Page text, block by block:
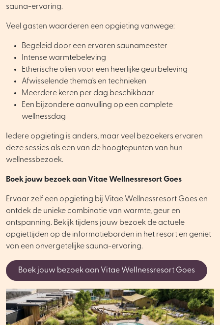
sauna-ervaring.
Veel gasten waarderen een opgieting vanwege:
Begeleid door een ervaren saunameester
Intense warmtebeleving
Etherische oliën voor een heerlijke geurbeleving
Afwisselende thema's en technieken
Meerdere keren per dag beschikbaar
Een bijzondere aanvulling op een complete
wellnessdag
Iedere opgieting is anders, maar veel bezoekers ervaren
deze sessies als een van de hoogtepunten van hun
wellnessbezoek.
Boek jouw bezoek aan Vitae Wellnessresort Goes
Ervaar zelf een opgieting bij Vitae Wellnessresort Goes en
ontdek de unieke combinatie van warmte, geur en
ontspanning. Bekijk tijdens jouw bezoek de actuele
opgiettijden op de informatieborden in het resort en geniet
van een onvergetelijke sauna-ervaring.
Boek jouw bezoek aan Vitae Wellnessresort Goes